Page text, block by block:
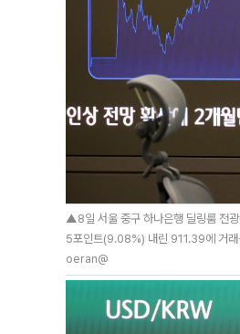
▲8일 서울 중구 하나은행 딜링룸 전
5포인트(9.08%) 내린 911.39에 거래
oeran@